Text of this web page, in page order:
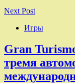
Next Post
Игры
Gran
тремя